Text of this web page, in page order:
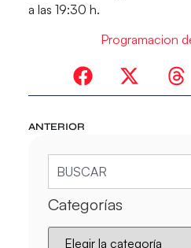
a las 19:30 h.
Programacion
ANTERIOR
Categorías